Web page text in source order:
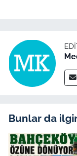
Bunlar da
Magazin
İş Dünyası
English
Canlı Maç